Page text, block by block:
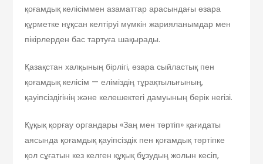
қоғамдық келісіммен азаматтар арасындағы өзара
құрметке нұқсан келтіруі мүмкін жарияланымдар мен
пікірлерден бас тартуға шақырады.
Қазақстан халқының бірлігі, өзара сыйластық пен
қоғамдық келісім — еліміздің тұрақтылығының,
қауіпсіздігінің және келешектегі дамуының берік негізі.
Құқық қорғау органдары «Заң мен тәртіп» қағидаты
аясында қоғамдық қауіпсіздік пен қоғамдық тәртіпке
қол сұғатын кез келген құқық бұзудың жолын кесіп,